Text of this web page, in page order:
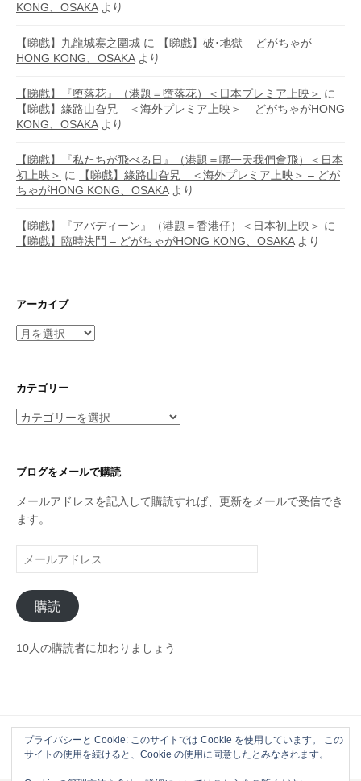
KONG、OSAKAより
【睇戲】九龍城寨之圍城 に
【睇戲】破･地獄 – どがちゃが
HONG KONG、OSAKAより
【睇戲】『堕落花』（港題＝墮落花）＜日本プレミア上映＞ に
【睇戲】緣路山旮旯 ＜海外プレミア上映＞ – どがちゃがHONG
KONG、OSAKAより
【睇戲】『私たちが飛べる日』（港題＝哪一天我們會飛）＜日本
初上映＞ に
【睇戲】緣路山旮旯 ＜海外プレミア上映＞ – どが
ちゃがHONG KONG、OSAKAより
【睇戲】『アバディーン』（港題＝香港仔）＜日本初上映＞ に
【睇戲】臨時決鬥 – どがちゃがHONG KONG、OSAKAより
アーカイブ
ア
イ
カテゴリー
カ
リ
ブログをメールで購読
メールアドレスを記入して購読すれば、更新をメールで受信でき
ます。
ー
ル
ア
ド
レ
購読
10人の購読者に加わりましょう
Powered byWordPress | Theme byThemehaus
プライバシーと Cookie: このサイトでは Cookie を使用しています。 この
サイトの使用を続けると、Cookie の使用に同意したとみなされます。